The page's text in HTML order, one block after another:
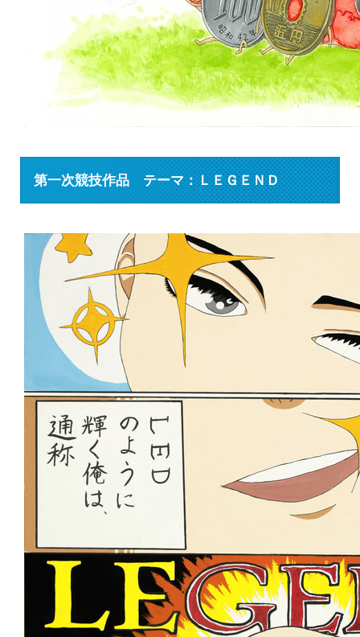
第一次競技作品 テーマ：ＬＥＧＥＮＤ